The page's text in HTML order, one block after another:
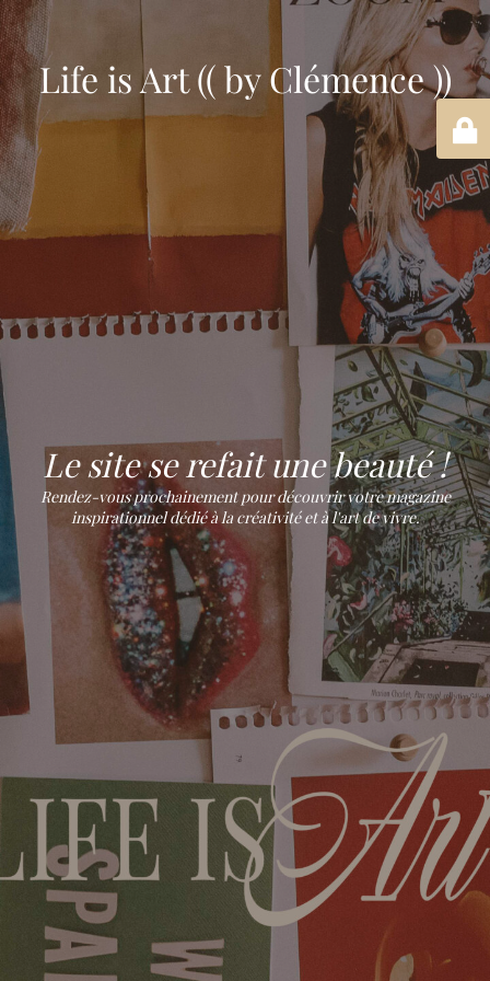
Life is Art (( by Clémence ))
Le site se refait une beauté !
Rendez-vous prochainement pour découvrir votre magazine
inspirationnel dédié à la créativité et à l'art de vivre.